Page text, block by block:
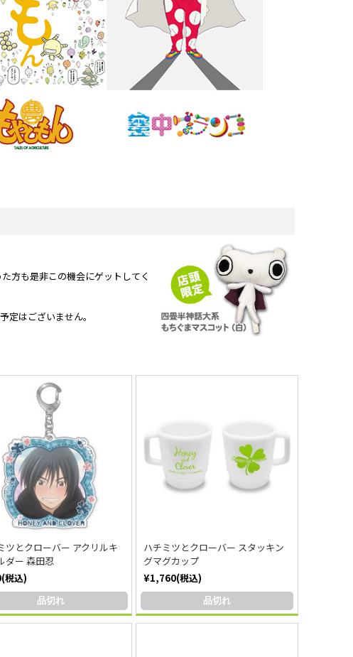
方も是非この機会にゲットしてく
はございません。
ツとクローバー アクリルキ
ダー 森田忍
税込)
品切れ
ハチミツとクローバー スタッキン
グマグカップ
¥1,760(税込)
品切れ